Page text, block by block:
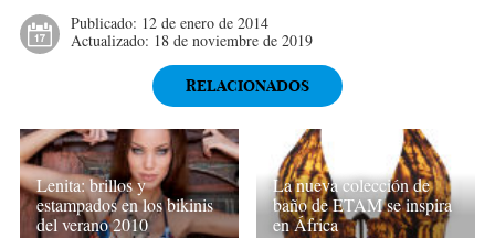
Publicado: 12 de enero de 2014
Actualizado: 18 de noviembre de 2019
RELACIONADOS
Lenita: brillos y
estampados en los bikinis
del verano 2010
La nueva colección de
baño de ETAM se inspira
en África